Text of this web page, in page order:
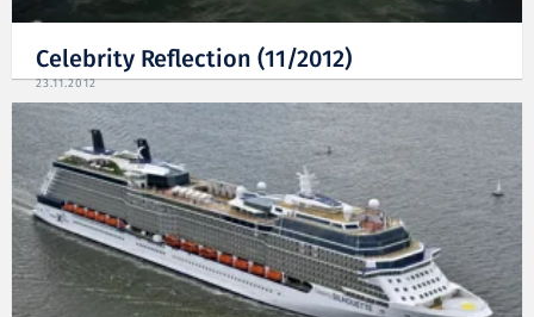
Celebrity Reflection (11/2012)
23.11.2012